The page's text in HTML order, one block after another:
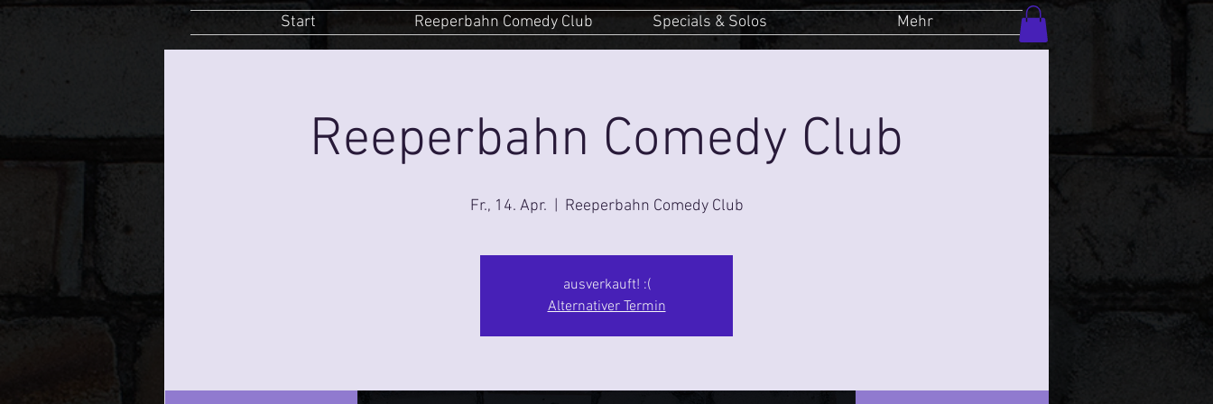
Start Reeperbahn Comedy Club Specials & Solos Mehr
Reeperbahn Comedy Club
Fr., 14. Apr. Reeperbahn Comedy Club
ausverkauft! :(
Alternativer Termin